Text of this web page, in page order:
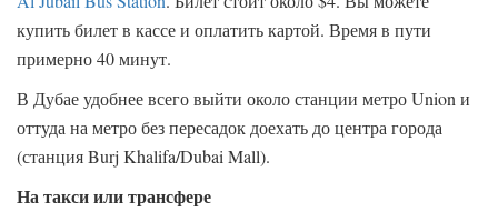
купить билет в кассе и оплатить картой. Время в пути
примерно 40 минут.
В Дубае удобнее всего выйти около станции метро Union и
оттуда на метро без пересадок доехать до центра города
(станция Burj Khalifa/Dubai Mall).
На такси или трансфере